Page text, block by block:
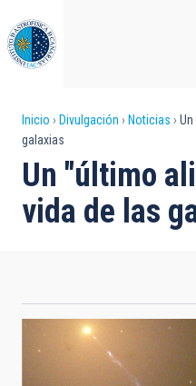
al
contenido
principal
Sobrescribir
enlaces
de
ayuda
navegación
Inicio Divulgación Noticias
galaxias
Un "último
vida de las